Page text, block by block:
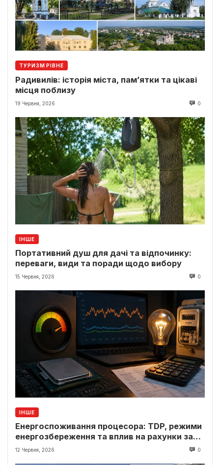
ТУРИЗМ РІВНЕ
Радивилів: історія міста, пам’ятки та цікаві
місця поблизу
19 Червня, 2026 0
ІНШЕ
Портативний душ для дачі та відпочинку:
переваги, види та поради щодо вибору
15 Червня, 2026 0
ІНШЕ
Енергоспоживання процесора: TDP, режими
енергозбереження та вплив на рахунки за
світло
12 Червня, 2026 0